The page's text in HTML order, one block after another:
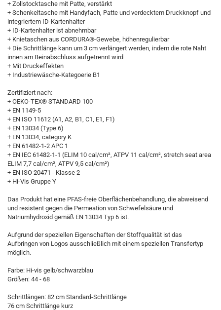
+ Zollstocktasche mit Patte, verstärkt
+ Schenkeltasche mit Handyfach, Patte und verdecktem Druckknopf und
integriertem ID-Kartenhalter
+ ID-Kartenhalter ist abnehmbar
+ Knietaschen aus CORDURA®-Gewebe, höhenregulierbar
+ Die Schrittlänge kann um 3 cm verlängert werden, indem die rote Naht
innen am Beinabschluss aufgetrennt wird
+ Mit Druckeffekten
+ Industriewäsche-Kategoerie B1
Zertifiziert nach:
+ OEKO-TEX® STANDARD 100
+ EN 1149-5
+ EN ISO 11612 (A1, A2, B1, C1, E1, F1)
+ EN 13034 (Type 6)
+ EN 13034, category K
+ EN 61482-1-2 APC 1
+ EN IEC 61482-1-1 (ELIM 10 cal/cm², ATPV 11 cal/cm², stretch seat area
ELIM 7,7 cal/cm², ATPV 9,5 cal/cm²)
+ EN ISO 20471 - Klasse 2
+ Hi-Vis Gruppe Y
Das Produkt hat eine PFAS-freie Oberflächenbehandlung, die abweisend
und resistent gegen die Permeation von Schwefelsäure und
Natriumhydroxid gemäß EN 13034 Typ 6 ist.
Aufgrund der speziellen Eigenschaften der Stoffqualität ist das
Aufbringen von Logos ausschließlich mit einem speziellen Transfertyp
möglich.
Farbe: Hi-vis gelb/schwarzblau
Größen: 44 - 68
Schrittlängen: 82 cm Standard-Schrittlänge
76 cm Schrittlänge kurz